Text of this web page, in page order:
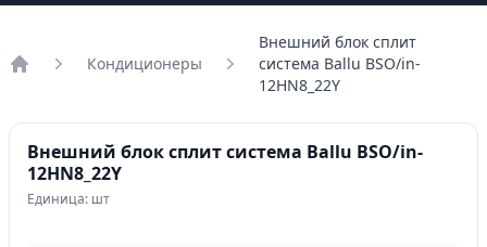
Кондиционеры
Внешний блок сплит
система Ballu BSO/in-
12HN8_22Y
Внешний блок сплит система Ballu BSO/in-
12HN8_22Y
Единица: шт